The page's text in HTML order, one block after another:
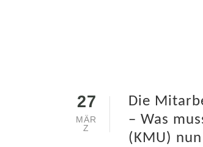
27
MÄR
Z
Die
– Was
(KMU)